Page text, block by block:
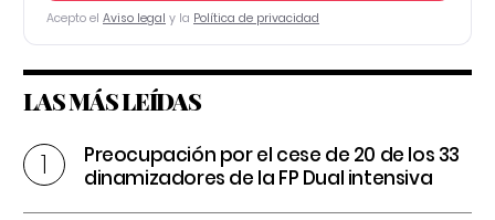
Acepto el Aviso legal y la Política de privacidad
LAS MÁS LEÍDAS
Preocupación por el cese de 20 de los 33
dinamizadores de la FP Dual intensiva